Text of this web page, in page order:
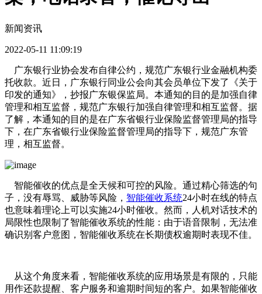
新闻资讯
2022-05-11 11:09:19
广东银行业协会发布自律公约，规范广东银行业金融机构委
托收款。近日，广东银行同业公会向其会员单位下发了《关于
印发的通知》，抄报广东银保监局。本通知的目的是加强自律
管理和相互监督，规范广东银行加强自律管理和相互监督。据
了解，本通知的目的是在广东省银行业保险监督管理局的指导
下，在广东省银行业保险监督管理局的指导下，规范广东管
理，相互监督。
智能催收的优点是全天候和可控的风险。通过精心筛选的句
子，没有辱骂、威胁等风险， 智能催收系统24小时在线的特点
也意味着理论上可以实施24小时催收。然而，人机对话技术的
局限性也限制了智能催收系统的性能：由于语音限制，无法准
确识别客户意图，智能催收系统在长期债权逾期时表现不佳。
从这个角度来看，智能催收系统的应用场景是有限的，只能
用作还款提醒、客户服务和逾期时间短的客户。如果智能催收